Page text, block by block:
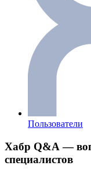
Пользователи
Хабр Q&A —
специалистов